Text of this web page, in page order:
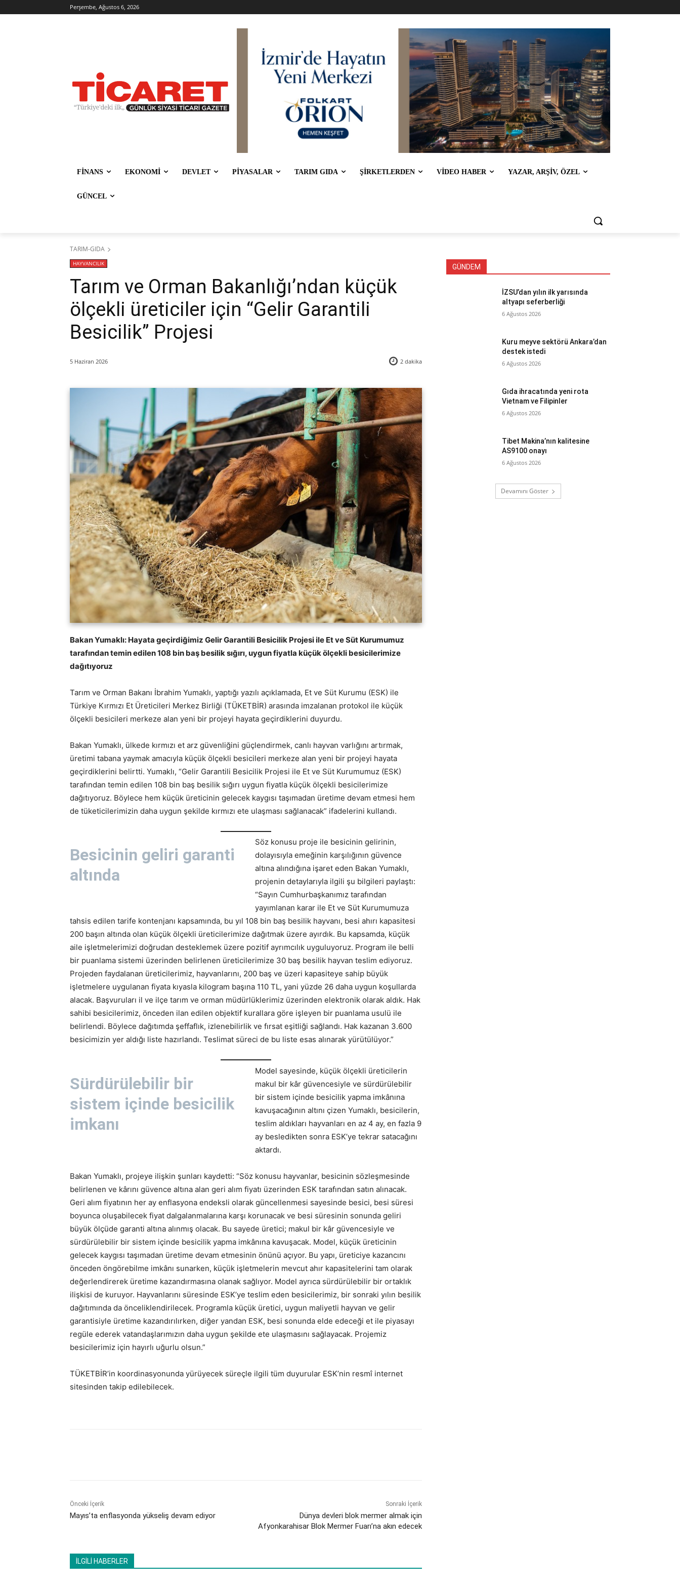
Perşembe, Ağustos 6, 2026
FİNANS EKONOMİ DEVLET PİYASALAR TARIM GIDA ŞİRKETLERDEN VİDEO HABER YAZAR, ARŞİV, ÖZEL
GÜNCEL
TARIM-GIDA
HAYVANCILIK
Tarım ve Orman Bakanlığı’ndan küçük
ölçekli üreticiler için “Gelir Garantili
Besicilik” Projesi
5 Haziran 2026 2 dakika
Bakan Yumaklı: Hayata geçirdiğimiz Gelir Garantili Besicilik Projesi ile Et ve Süt Kurumumuz
tarafından temin edilen 108 bin baş besilik sığırı, uygun fiyatla küçük ölçekli besicilerimize
dağıtıyoruz
Tarım ve Orman Bakanı İbrahim Yumaklı, yaptığı yazılı açıklamada, Et ve Süt Kurumu (ESK) ile
Türkiye Kırmızı Et Üreticileri Merkez Birliği (TÜKETBİR) arasında imzalanan protokol ile küçük
ölçekli besicileri merkeze alan yeni bir projeyi hayata geçirdiklerini duyurdu.
Bakan Yumaklı, ülkede kırmızı et arz güvenliğini güçlendirmek, canlı hayvan varlığını artırmak,
üretimi tabana yaymak amacıyla küçük ölçekli besicileri merkeze alan yeni bir projeyi hayata
geçirdiklerini belirtti. Yumaklı, “Gelir Garantili Besicilik Projesi ile Et ve Süt Kurumumuz (ESK)
tarafından temin edilen 108 bin baş besilik sığırı uygun fiyatla küçük ölçekli besicilerimize
dağıtıyoruz. Böylece hem küçük üreticinin gelecek kaygısı taşımadan üretime devam etmesi hem
de tüketicilerimizin daha uygun şekilde kırmızı ete ulaşması sağlanacak” ifadelerini kullandı.
Besicinin geliri garanti
altında
Söz konusu proje ile besicinin gelirinin,
dolayısıyla emeğinin karşılığının güvence
altına alındığına işaret eden Bakan Yumaklı,
projenin detaylarıyla ilgili şu bilgileri paylaştı:
“Sayın Cumhurbaşkanımız tarafından
yayımlanan karar ile Et ve Süt Kurumumuza
tahsis edilen tarife kontenjanı kapsamında, bu yıl 108 bin baş besilik hayvanı, besi ahırı kapasitesi
200 başın altında olan küçük ölçekli üreticilerimize dağıtmak üzere ayırdık. Bu kapsamda, küçük
aile işletmelerimizi doğrudan desteklemek üzere pozitif ayrımcılık uyguluyoruz. Program ile belli
bir puanlama sistemi üzerinden belirlenen üreticilerimize 30 baş besilik hayvan teslim ediyoruz.
Projeden faydalanan üreticilerimiz, hayvanlarını, 200 baş ve üzeri kapasiteye sahip büyük
işletmelere uygulanan fiyata kıyasla kilogram başına 110 TL, yani yüzde 26 daha uygun koşullarda
alacak. Başvuruları il ve ilçe tarım ve orman müdürlüklerimiz üzerinden elektronik olarak aldık. Hak
sahibi besicilerimiz, önceden ilan edilen objektif kurallara göre işleyen bir puanlama usulü ile
belirlendi. Böylece dağıtımda şeffaflık, izlenebilirlik ve fırsat eşitliği sağlandı. Hak kazanan 3.600
besicimizin yer aldığı liste hazırlandı. Teslimat süreci de bu liste esas alınarak yürütülüyor.”
Sürdürülebilir bir
sistem içinde besicilik
imkanı
Model sayesinde, küçük ölçekli üreticilerin
makul bir kâr güvencesiyle ve sürdürülebilir
bir sistem içinde besicilik yapma imkânına
kavuşacağının altını çizen Yumaklı, besicilerin,
teslim aldıkları hayvanları en az 4 ay, en fazla 9
ay besledikten sonra ESK’ye tekrar satacağını
aktardı.
Bakan Yumaklı, projeye ilişkin şunları kaydetti: “Söz konusu hayvanlar, besicinin sözleşmesinde
belirlenen ve kârını güvence altına alan geri alım fiyatı üzerinden ESK tarafından satın alınacak.
Geri alım fiyatının her ay enflasyona endeksli olarak güncellenmesi sayesinde besici, besi süresi
boyunca oluşabilecek fiyat dalgalanmalarına karşı korunacak ve besi süresinin sonunda geliri
büyük ölçüde garanti altına alınmış olacak. Bu sayede üretici; makul bir kâr güvencesiyle ve
sürdürülebilir bir sistem içinde besicilik yapma imkânına kavuşacak. Model, küçük üreticinin
gelecek kaygısı taşımadan üretime devam etmesinin önünü açıyor. Bu yapı, üreticiye kazancını
önceden öngörebilme imkânı sunarken, küçük işletmelerin mevcut ahır kapasitelerini tam olarak
değerlendirerek üretime kazandırmasına olanak sağlıyor. Model ayrıca sürdürülebilir bir ortaklık
ilişkisi de kuruyor. Hayvanlarını süresinde ESK’ye teslim eden besicilerimiz, bir sonraki yılın besilik
dağıtımında da önceliklendirilecek. Programla küçük üretici, uygun maliyetli hayvan ve gelir
garantisiyle üretime kazandırılırken, diğer yandan ESK, besi sonunda elde edeceği et ile piyasayı
regüle ederek vatandaşlarımızın daha uygun şekilde ete ulaşmasını sağlayacak. Projemiz
besicilerimiz için hayırlı uğurlu olsun.”
TÜKETBİR’in koordinasyonunda yürüyecek süreçle ilgili tüm duyurular ESK’nin resmî internet
sitesinden takip edilebilecek.
Önceki İçerik
Mayıs’ta enflasyonda yükseliş devam ediyor
Sonraki İçerik
Dünya devleri blok mermer almak için
Afyonkarahisar Blok Mermer Fuarı’na akın edecek
İLGİLİ HABERLER
GÜNDEM
İZSU’dan yılın ilk yarısında
altyapı seferberliği
6 Ağustos 2026
Kuru meyve sektörü Ankara’dan
destek istedi
6 Ağustos 2026
Gıda ihracatında yeni rota
Vietnam ve Filipinler
6 Ağustos 2026
Tibet Makina’nın kalitesine
AS9100 onayı
6 Ağustos 2026
Devamını Göster